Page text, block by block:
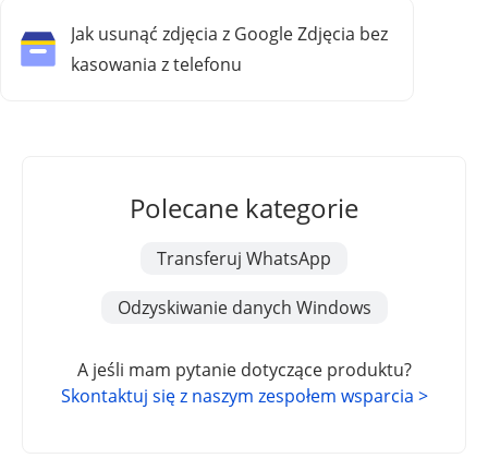
Jak usunąć zdjęcia z Google Zdjęcia bez
kasowania z telefonu
Polecane kategorie
Transferuj WhatsApp
Odzyskiwanie danych Windows
A jeśli mam pytanie dotyczące produktu?
Skontaktuj się z naszym zespołem wsparcia >